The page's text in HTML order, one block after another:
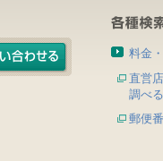
料金
直営
調べる
郵便